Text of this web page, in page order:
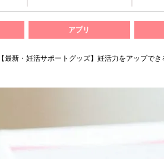
アプリ
【最新・妊活サポートグッズ】妊活力をアップで